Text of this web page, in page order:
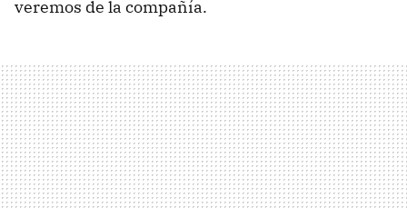
veremos de la compañía.